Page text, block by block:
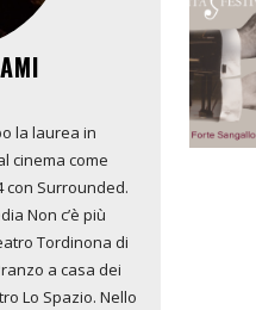
la laurea in
cinema come
con Surrounded.
Non c’è più
Tordinona di
a casa dei
Lo Spazio. Nello